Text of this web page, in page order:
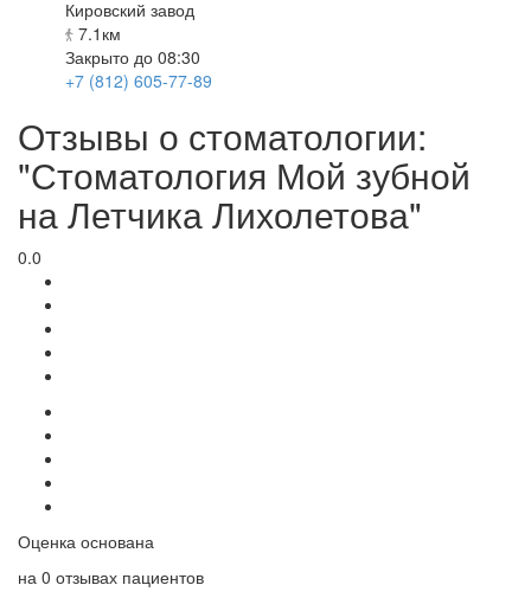
Кировский завод
7.1км
Закрыто до 08:30
+7 (812) 605-77-89
Отзывы о стоматологии:
"Стоматология Мой зубной
на Летчика Лихолетова"
0.0
Оценка основана
на 0 отзывах пациентов